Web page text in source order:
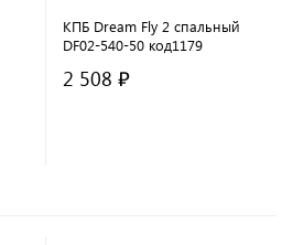
КПБ Dream Fly 2 спальный
DF02-540-50 код1179
2 508 ₽